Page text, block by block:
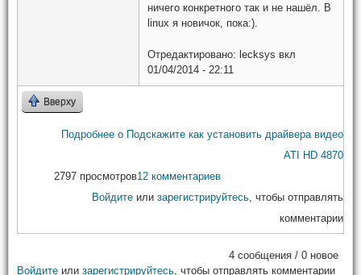
ничего конкретного так и не нашёл. В
linux я новичок, пока:).
Отредактировано: lecksys вкл
01/04/2014 - 22:11
Вверху
Подробнее о Подскажите как установить драйвера видео
ATI HD 4870
2797 просмотров12 комментариев
Войдите или зарегистрируйтесь , чтобы отправлять
комментарии
4 сообщения / 0 новое
Войдите или зарегистрируйтесь , чтобы отправлять комментарии